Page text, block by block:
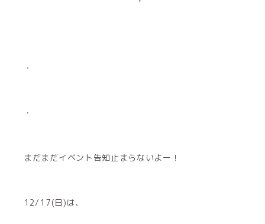
・
・
まだまだイベント告知止まらないよー！
12/17(日)は、